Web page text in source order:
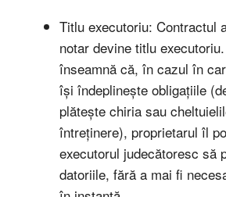
Titlu executoriu: Contractul
notar devine titlu
înseamnă că, în cazul în
își îndeplinește obligațiile
plătește chiria sau
întreținere), proprietarul îl
executorul judecătoresc să
datoriile, fără a mai fi